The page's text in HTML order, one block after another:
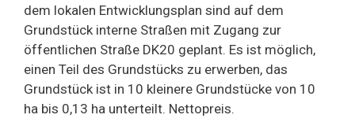
dem lokalen Entwicklungsplan sind auf dem
Grundstück interne Straßen mit Zugang zur
öffentlichen Straße DK20 geplant. Es ist möglich,
einen Teil des Grundstücks zu erwerben, das
Grundstück ist in 10 kleinere Grundstücke von 10
ha bis 0,13 ha unterteilt. Nettopreis.